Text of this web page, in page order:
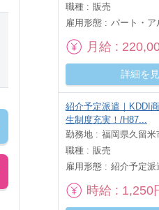
職種
販売
雇用形態
パート・ア
月給
詳細を
紹介予定派遣｜KDDI
生制度充実！/H87...
勤務地
福岡県久留米
職種
販売
雇用形態
紹介予定派
時給 1,250